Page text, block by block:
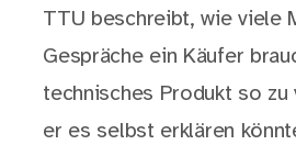
TTU beschreibt, wie viele
Gespräche ein Käufer
technisches Produkt so zu
er es selbst erklären